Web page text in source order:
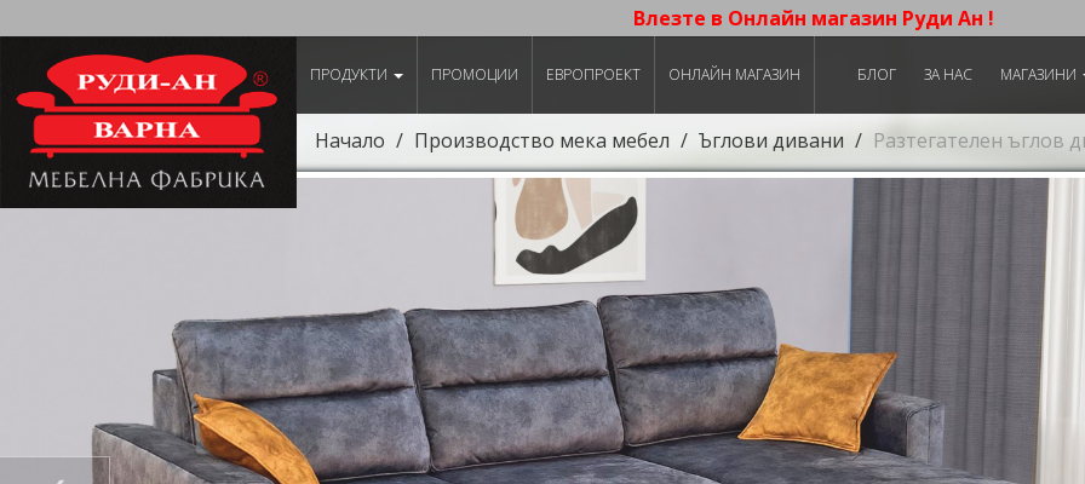
Влезте в Онлайн магазин Руди Ан !
ПРОДУКТИ ПРОМОЦИИ ЕВРОПРОЕКТ ОНЛАЙН МАГАЗИН БЛОГ ЗА НАС МАГАЗИНИ
Начало Производство мека мебел Ъглови дивани Разтегателен ъглов